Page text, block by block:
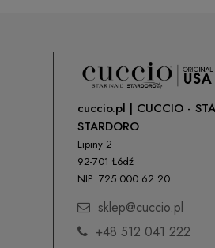
cuccio.pl | CUCCIO -
STARDORO
Lipiny 2
92-701 Łódź
NIP: 725 000 62 20
sklep@cuccio.pl
+48 512 041 222